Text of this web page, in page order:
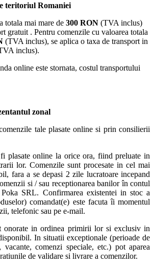
teritoriul Romaniei
totala mai mare de 300 RON (TVA inclus)
gratuit . Pentru comenzile cu valoarea totala
(TVA inclus), se aplica o taxa de transport in
inclus).
online este stornata, costul transportului
zonal
tale plasate online si prin consilierii
plasate online la orice ora, fiind preluate in
lor. Comenzile sunt procesate in cel mai
fara a se depasi 2 zile lucratoare incepand
si / sau receptionarea banilor în contul
SRL. Confirmarea existentei in stoc a
comandat(e) este facuta îi momentul
telefonic sau pe e-mail.
onorate in ordinea primirii lor si exclusiv in
In situatii exceptionale (perioade de
comenzi speciale, etc.) pot aparea
de validare si livrare a comenzilor.